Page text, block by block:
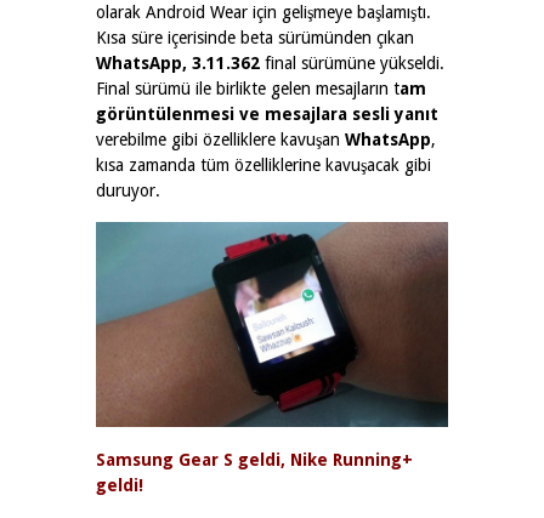
olarak Android Wear için gelişmeye başlamıştı.
Kısa süre içerisinde beta sürümünden çıkan
WhatsApp, 3.11.362 final sürümüne yükseldi.
Final sürümü ile birlikte gelen mesajların tam
görüntülenmesi ve mesajlara sesli yanıt
verebilme gibi özelliklere kavuşan WhatsApp,
kısa zamanda tüm özelliklerine kavuşacak gibi
duruyor.
Samsung Gear S geldi, Nike Running+
geldi!